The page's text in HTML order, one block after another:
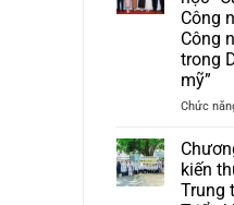
Công
Công
trong
mỹ”
Chức
kiến
Trung